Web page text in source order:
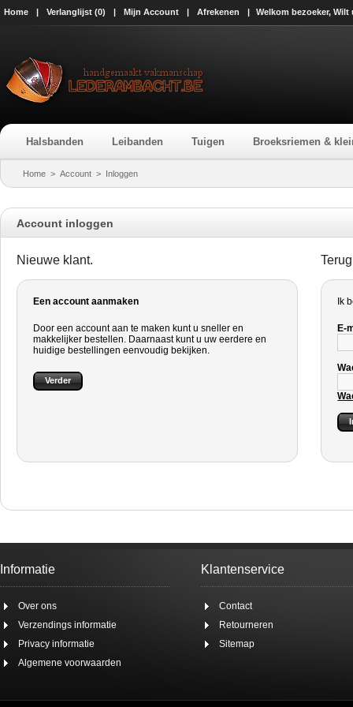
Home | Verlanglijst (0) | Mijn Account | Afrekenen | Welkom bezoeker, Wilt
Halsbanden Leibanden Tuigen Broeksriemen &
Home > Account > Inloggen
Account inloggen
Nieuwe klant.
Een account aanmaken
Door een account aan te maken kunt u sneller en
makkelijker bestellen. Daarnaast kunt u uw eerdere en
huidige bestellingen eenvoudig bekijken.
Verder
Ik
E-
Informatie
Over ons
Verzendings informatie
Privacy informatie
Algemene voorwaarden
Klantenservice
Contact
Retourneren
Sitemap